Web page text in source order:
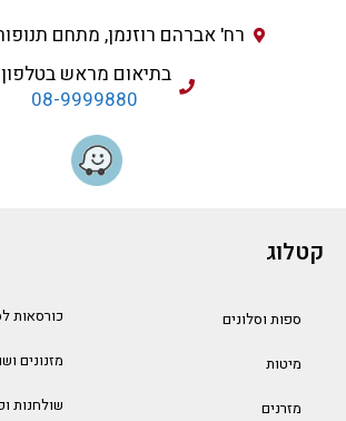
רח' אברהם רוזנמן, מתחם
בתיאום מראש
08-9999880
קטלוג
ספות וסלונים
מיטות
מזרנים
כורסאות
מזנונים
שולחנות